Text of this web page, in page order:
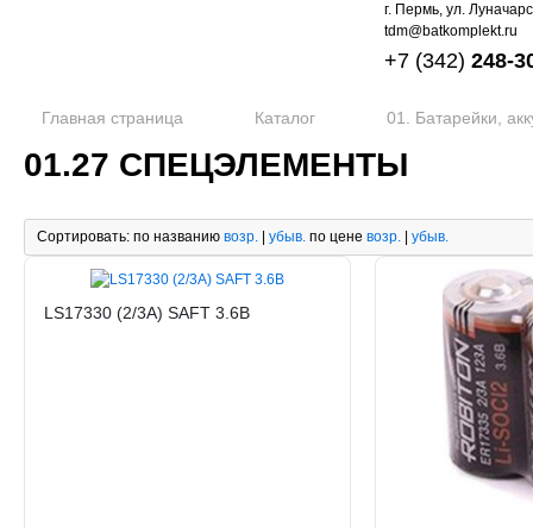
г. Пермь, ул.
tdm@batkomplekt.ru
+7 (342) 248-
Главная страница Каталог 01. Батарейки,
01.27 СПЕЦЭЛЕМЕНТЫ
Сортировать: по названию возр. | убыв. по цене возр. | убыв.
LS17330 (2/3A) SAFT 3.6В